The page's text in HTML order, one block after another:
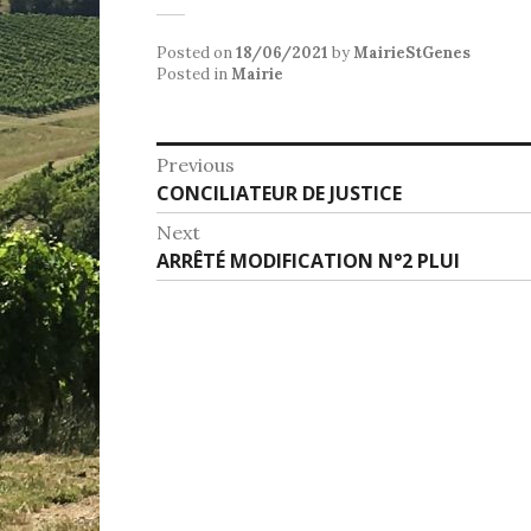
Posted on18/06/2021 byMairieStGenes
Posted inMairie
Navigation
de
l’article
Previous
Previous
post:
CONCILIATEUR DE JUSTICE
Next
Next
post:
ARRÊTÉ MODIFICATION N°2 PLUI